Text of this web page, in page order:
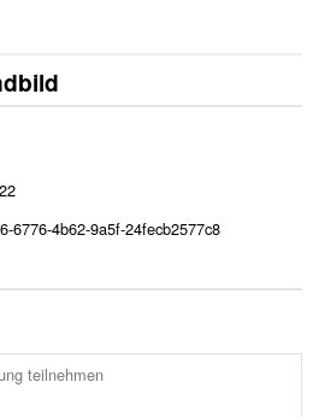
6776-4b62-9a5f-24fecb2577c8